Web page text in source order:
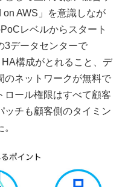
AWS」を意識しなが
レベルからスタート
3データセンターで
構成がとれること、デ
のネットワークが無料で
ロール権限はすべて顧客
ッチも顧客側のタイミン